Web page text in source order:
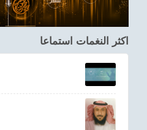
اكثر النغمات استماعا